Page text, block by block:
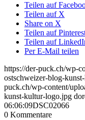
Teilen auf
Teilen auf X
Share on X
Teilen auf
Teilen auf
Per E-Mail teilen
https://der-puck.ch/wp-
ostschweizer-blog-
puck.ch/wp-content/
kunst-kultur-logo.jpg
06:06:09DSC02066
0 Kommentare